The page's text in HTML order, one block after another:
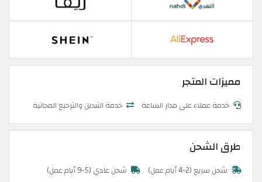
مميزات المتجر
خدمة عملاء على مدار الساعة خدمة التبديل والترجيع المجانية
طرق الشحن
شحن سريع (2-4 أيام عمل) شحن عادي (5-9 أيام عمل)